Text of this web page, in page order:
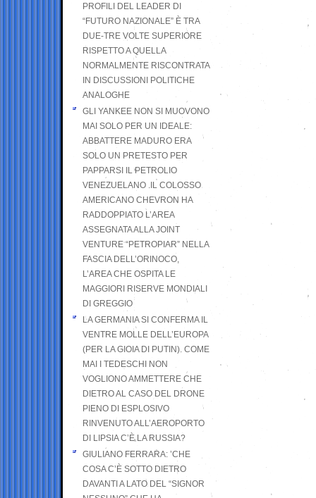
PROFILI DEL LEADER DI
“FUTURO NAZIONALE” È TRA
DUE-TRE VOLTE SUPERIORE
RISPETTO A QUELLA
NORMALMENTE RISCONTRATA
IN DISCUSSIONI POLITICHE
ANALOGHE
GLI YANKEE NON SI MUOVONO
MAI SOLO PER UN IDEALE:
ABBATTERE MADURO ERA
SOLO UN PRETESTO PER
PAPPARSI IL PETROLIO
VENEZUELANO .IL COLOSSO
AMERICANO CHEVRON HA
RADDOPPIATO L’AREA
ASSEGNATA ALLA JOINT
VENTURE “PETROPIAR” NELLA
FASCIA DELL’ORINOCO,
L’AREA CHE OSPITA LE
MAGGIORI RISERVE MONDIALI
DI GREGGIO
LA GERMANIA SI CONFERMA IL
VENTRE MOLLE DELL’EUROPA
(PER LA GIOIA DI PUTIN). COME
MAI I TEDESCHI NON
VOGLIONO AMMETTERE CHE
DIETRO AL CASO DEL DRONE
PIENO DI ESPLOSIVO
RINVENUTO ALL’AEROPORTO
DI LIPSIA C’È LA RUSSIA?
GIULIANO FERRARA: ’CHE
COSA C’È SOTTO DIETRO
DAVANTI A LATO DEL “SIGNOR